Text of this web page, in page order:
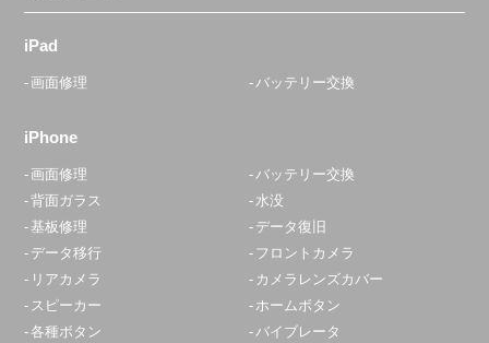
iPad
画面修理 バッテリー交換
iPhone
画面修理
バッテリー交換
背面ガラス
水没
基板修理
データ復旧
データ移行
フロントカメラ
リアカメラ
カメラレンズカバー
スピーカー
ホームボタン
各種ボタン
バイブレータ